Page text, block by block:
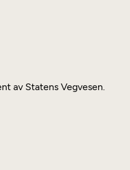
av Statens Vegvesen.